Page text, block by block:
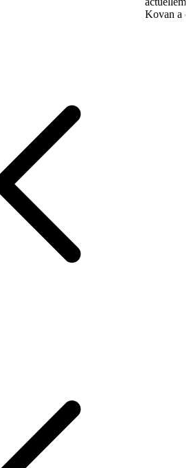
Kovan a